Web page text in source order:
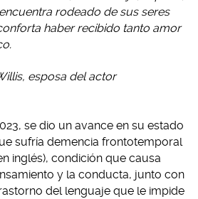
rodeado de sus seres
haber recibido tanto amor
esposa del actor
se dio un avance en su estado
sufría demencia frontotemporal
inglés), condición que causa
y la conducta, junto con
del lenguaje que le impide